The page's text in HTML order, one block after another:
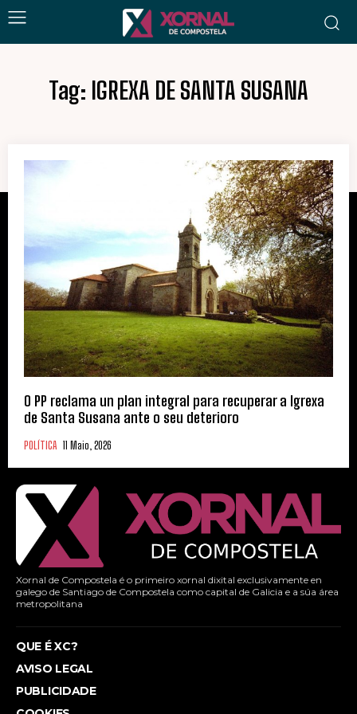
Tag: IGREXA DE SANTA SUSANA
O PP reclama un plan integral para recuperar a Igrexa
de Santa Susana ante o seu deterioro
POLÍTICA 11 Maio, 2026
Xornal de Compostela é o primeiro xornal dixital exclusivamente en
galego de Santiago de Compostela como capital de Galicia e a súa área
metropolitana
QUE É XC?
AVISO LEGAL
PUBLICIDADE